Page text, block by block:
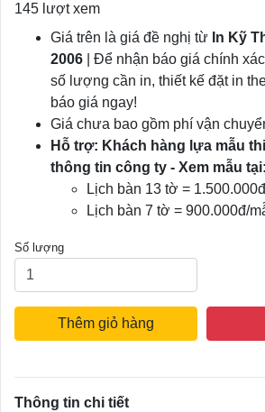
145 lượt xem
Giá trên là giá đề nghị từ In Kỹ
2006 | Để nhận báo giá chính
số lượng cần in, thiết kế đặt in
báo giá ngay!
Giá chưa bao gồm phí vận
Hỗ trợ: Khách hàng lựa mẫu
thông tin công ty - Xem mẫu tại:
Lịch bàn 13 tờ =
Lịch bàn 7 tờ = 900.000đ/
Số lượng
Thêm giỏ hàng
Thông tin chi tiết